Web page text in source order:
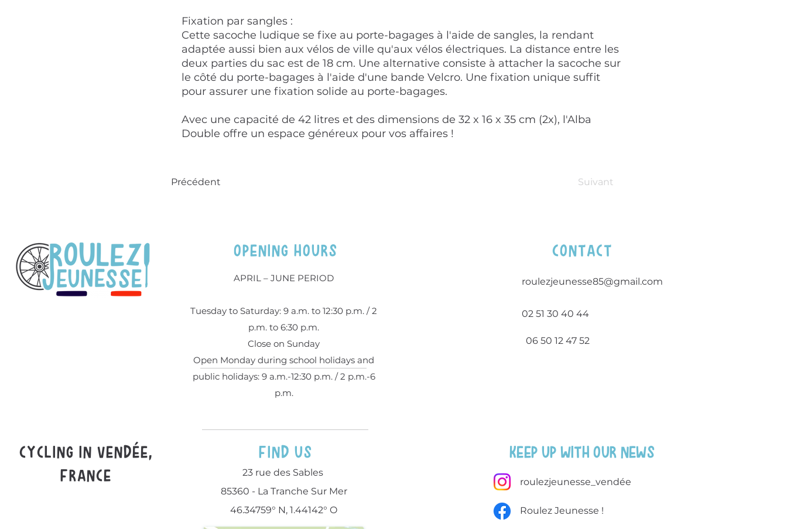
Fixation par sangles :
Cette sacoche ludique se fixe au porte-bagages à l'aide de sangles, la rendant
adaptée aussi bien aux vélos de ville qu'aux vélos électriques. La distance entre les
deux parties du sac est de 18 cm. Une alternative consiste à attacher la sacoche sur
le côté du porte-bagages à l'aide d'une bande Velcro. Une fixation unique suffit
pour assurer une fixation solide au porte-bagages.
Avec une capacité de 42 litres et des dimensions de 32 x 16 x 35 cm (2x), l'Alba
Double offre un espace généreux pour vos affaires !
Précédent Suivant
OPENING HOURS
APRIL – JUNE PERIOD
Tuesday to Saturday: 9 a.m. to 12:30 p.m. / 2
p.m. to 6:30 p.m.
Close on Sunday
Open Monday during school holidays and
public holidays: 9 a.m.-12:30 p.m. / 2 p.m.-6
p.m.
contact
roulezjeunesse85@gmail.com
02 51 30 40 44
06 50 12 47 52
Cycling in Vendée,
france
Find us
23 rue des Sables
85360 - La Tranche Sur Mer
46.34759° N, 1.44142° O
Keep up with our news
roulezjeunesse_vendée
Roulez Jeunesse !